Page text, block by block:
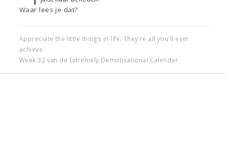
Waar lees je dat?
Appreciate the little things in life. They're all you'll ever
achieve.
Week 32 van de Extremely Demotivational Calendar